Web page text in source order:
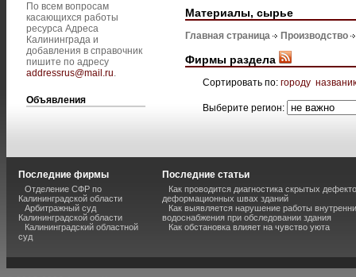
По всем вопросам
касающихся работы
ресурса Адреса
Калининграда и
добавления в справочник
пишите по адресу
addressrus@mail.ru.
Объявления
Материалы, сырье
Главная страница Производство
Фирмы раздела
Сортировать по: городу
Выберите регион:
Последние фирмы
Отделение СФР по
Калининградской области
Арбитражный суд
Калининградской области
Калининградский областной
суд
Последние статьи
Как проводится диагностика скрытых
деформационных швах зданий
Как выявляется нарушение работы
водоснабжения при обследовании здания
Как обстановка влияет на чувство уюта